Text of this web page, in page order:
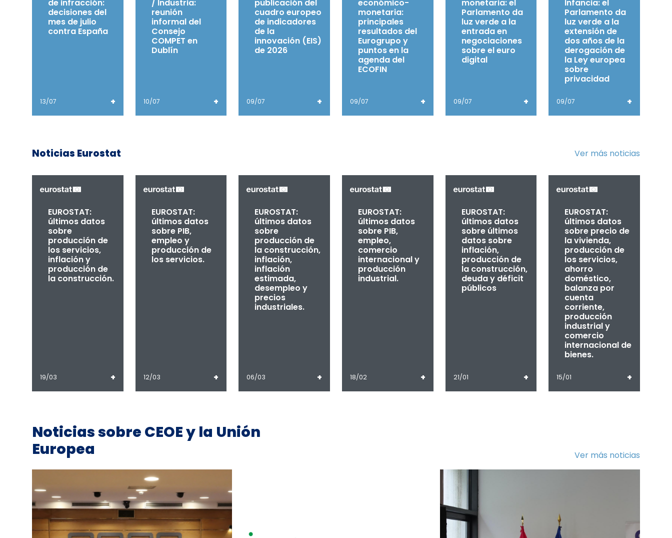
de infracción:
decisiones del
mes de julio
contra España
13/07 +
/ Industria:
reunión
informal del
Consejo
COMPET en
Dublín
10/07 +
publicación del
cuadro europeo
de indicadores
de la
innovación (EIS)
de 2026
09/07 +
económico-
monetaria:
principales
resultados del
Eurogrupo y
puntos en la
agenda del
ECOFIN
09/07 +
monetaria: el
Parlamento da
luz verde a la
entrada en
negociaciones
sobre el euro
digital
09/07 +
Infancia: el
Parlamento da
luz verde a la
extensión de
dos años de la
derogación de
la Ley europea
sobre
privacidad
09/07 +
Noticias Eurostat Ver más noticias
EUROSTAT:
últimos datos
sobre
producción de
los servicios,
inflación y
producción de
la construcción.
19/03 +
EUROSTAT:
últimos datos
sobre PIB,
empleo y
producción de
los servicios.
12/03 +
EUROSTAT:
últimos datos
sobre
producción de
la construcción,
inflación,
inflación
estimada,
desempleo y
precios
industriales.
06/03 +
EUROSTAT:
últimos datos
sobre PIB,
empleo,
comercio
internacional y
producción
industrial.
18/02 +
EUROSTAT:
últimos datos
sobre últimos
datos sobre
inflación,
producción de
la construcción,
deuda y déficit
públicos
21/01 +
EUROSTAT:
últimos datos
sobre precio de
la vivienda,
producción de
los servicios,
ahorro
doméstico,
balanza por
cuenta
corriente,
producción
industrial y
comercio
internacional de
bienes.
15/01 +
Noticias sobre CEOE y la Unión
Europea
Ver más noticias